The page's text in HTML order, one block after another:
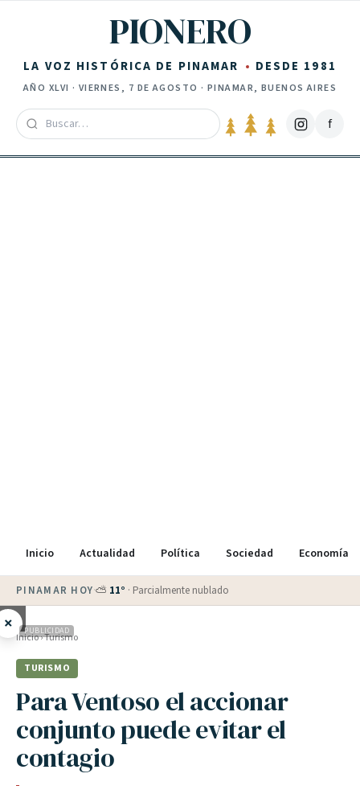
PIONERO
LA VOZ HISTÓRICA DE PINAMAR DESDE 1981
AÑO XLVI · VIERNES, 7 DE AGOSTO · PINAMAR, BUENOS AIRES
f
Inicio Actualidad Política Sociedad Economía
PINAMAR HOY·💵 Dólar blue$1525· oficial $1520
× PUBLICIDAD
Inicio›Turismo
TURISMO
Para Ventoso el accionar
conjunto puede evitar el
contagio